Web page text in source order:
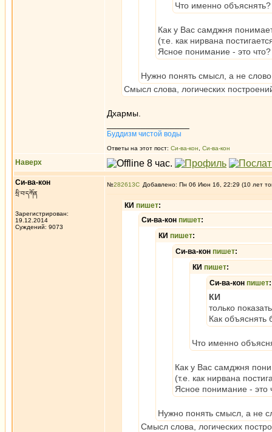
Что именно объяснять?
Как у Вас самджня
(т.е. как нирвана
Ясное понимание - это что?
Нужно понять смысл, а не
Смысл слова, логических
Дхармы.
Буддизм чистой воды
Ответы на этот пост: Си-ва-кон Си-ва-кон
Наверх
Си-ва-кон
སྲི་བ་དཀོན
Зарегистрирован:
19.12.2014
Суждений: 9073
№282613 Добавлено: Пн 06 Июн 16, 22:29 (10 лет
КИ пишет:
Си-ва-кон пишет:
КИ пишет:
Си-ва-кон пишет:
КИ пишет:
Си-ва-кон пишет:
КИ
только
Как объяснять
Что именно
Как у Вас самджня
(т.е. как нирвана
Ясное понимание - это
Нужно понять смысл, а не
Смысл слова, логических